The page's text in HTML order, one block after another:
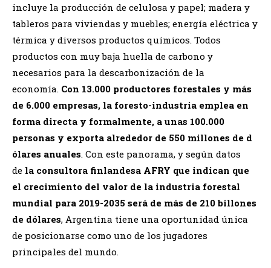
incluye la producción de celulosa y papel; madera y
tableros para viviendas y muebles; energía eléctrica y
térmica y diversos productos químicos. Todos
productos con muy baja huella de carbono y
necesarios para la descarbonización de la
economía. Con 13.000 productores forestales y más
de 6.000 empresas, la foresto-industria emplea en
forma directa y formalmente, a unas 100.000
personas y exporta alrededor de 550 millones de d
ólares anuales. Con este panorama, y según datos
de la consultora finlandesa AFRY que indican que
el crecimiento del valor de la industria forestal
mundial para 2019-2035 será de más de 210 billones
de dólares, Argentina tiene una oportunidad única
de posicionarse como uno de los jugadores
principales del mundo.